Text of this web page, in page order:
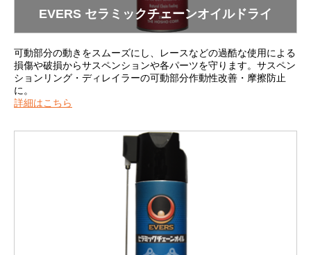
EVERS セラミックチェーンオイルドライ
可動部分の動きをスムーズにし、レースなどの過酷な使用による
損傷や破損からサスペンションや各パーツを守ります。サスペン
ションリング・ディレイラーの可動部分作動性改善・摩擦防止
に。
詳細はこちら